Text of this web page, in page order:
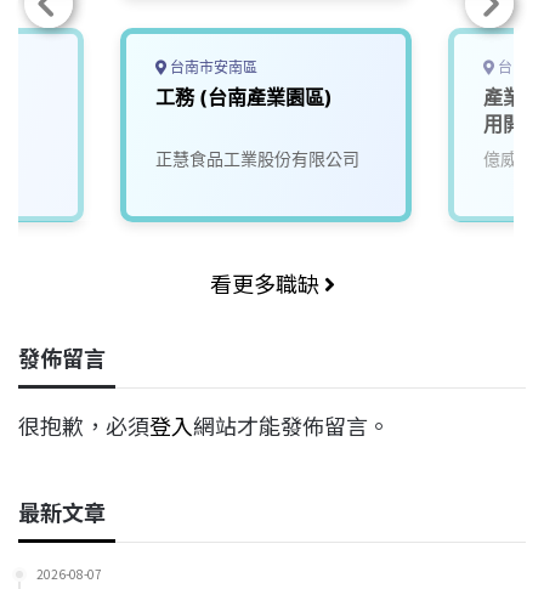
台南市安南區
工務 (台南產業園區)
正慧食品工業股份有限公司
台中
產業
用開
億威電
看更多職缺
發佈留言
很抱歉，必須登入網站才能發佈留言。
最新文章
2026-08-07